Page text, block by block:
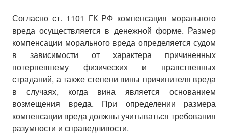
Согласно ст. 1101 ГК РФ компенсация морального
вреда осуществляется в денежной форме. Размер
компенсации морального вреда определяется судом
в зависимости от характера причиненных
потерпевшему физических и нравственных
страданий, а также степени вины причинителя вреда
в случаях, когда вина является основанием
возмещения вреда. При определении размера
компенсации вреда должны учитываться требования
разумности и справедливости.